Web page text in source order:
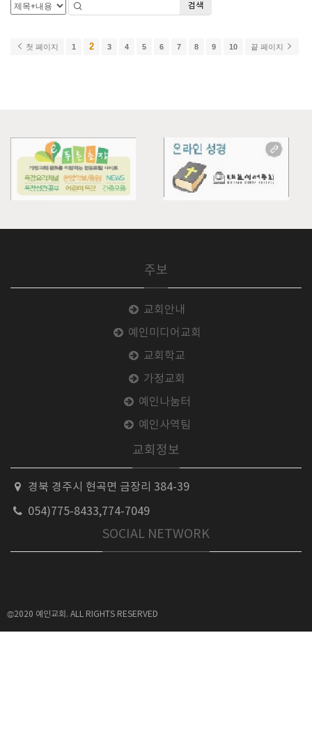
검색
첫 페이지 1 2 3 4 5 6 7 8 9 10 끝 페이지
주보
교회안내
예인미디어교회
교회학교
가정교회
예인나눔터
예인사역팀
교회정보
경북 경주시 현곡면 금장리 384-39
054)775-8433,774-7049
SOCIAL NETWORK
©2020 예인교회. ALL RIGHTS RESERVED